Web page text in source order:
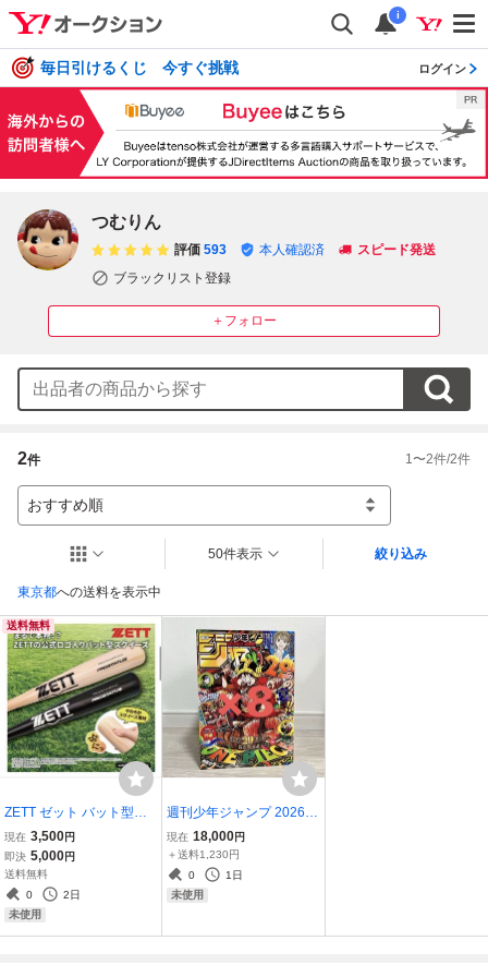
i
毎日引けるくじ 今すぐ挑戦 ログイン
つむりん
＋フォロー
評価 593 本人確認済
スピード発送
ブラックリスト登録
2件 1 〜2件/2件
おすすめ順
東京都への送料を表示中
50件表示 絞り込み
送料無料
ZETT ゼット バット型ス
クイーズ 2本セット プロ
ステイタス
現在 3,500円
即決 5,000円
送料無料
0
2日
未使用
週刊少年ジャンプ 2026年
33号 ONE PIECE 連載29
周年記念号 付録カード付
き 8冊セット
現在 18,000円
＋送料1,230円
0
1日
未使用